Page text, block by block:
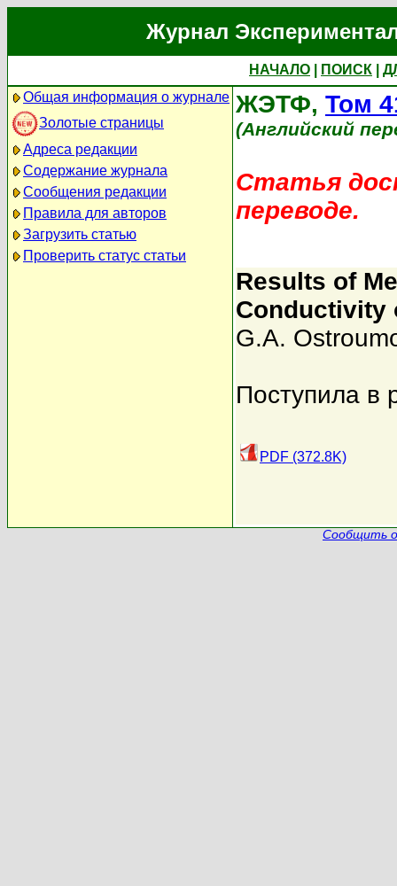
Журнал
НАЧАЛО ПОИСК
Общая информация о журнале
Золотые страницы
Адреса редакции
Содержание журнала
Сообщения редакции
Правила для авторов
Загрузить статью
Проверить статус статьи
ЖЭТФ, Том
(Английский
Статья
переводе.
Results of
Conductivity
G.A.
Поступила в
PDF (372.8K)
Сообщить о